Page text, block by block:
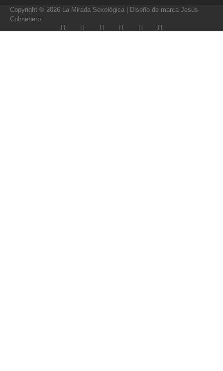
Copyright © 2026 La Mirada Sexológica | Diseño de marca Jesús
Colmenero